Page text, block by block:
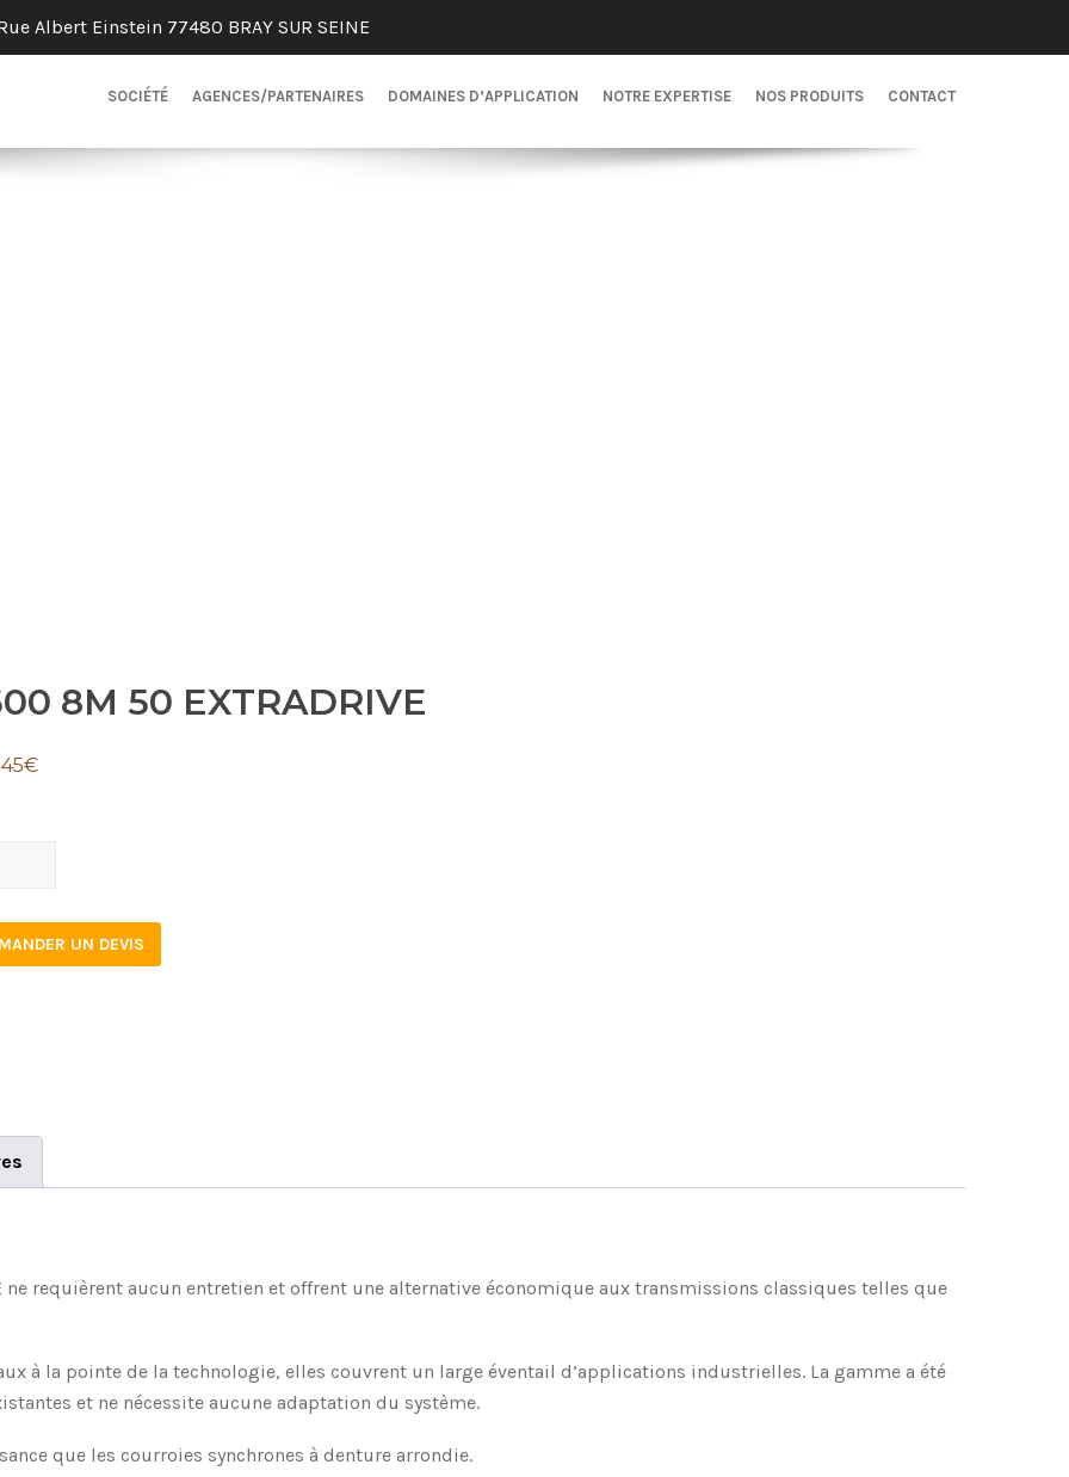
Albert Einstein 77480 BRAY SUR SEINE
SOCIÉTÉ AGENCES/PARTENAIRES DOMAINES D’APPLICATION NOTRE EXPERTISE NOS PRODUITS CONTACT
8M 50 EXTRADRIVE
€
UN DEVIS
ne requièrent aucun entretien et offrent une alternative économique aux transmissions classiques telles que
à la pointe de la technologie, elles couvrent un large éventail d’applications industrielles. La gamme a été
et ne nécessite aucune adaptation du système.
que les courroies synchrones à denture arrondie.